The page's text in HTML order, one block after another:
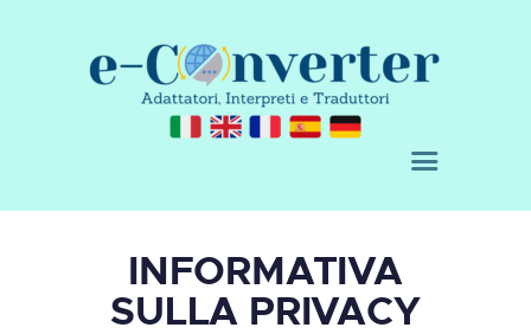
INFORMATIVA
SULLA PRIVACY
E-CONVERTER - AGENZIA DI
TRADUZIONE
Adattatori, Interpreti e Traduttori
SERVIZI
ACQUISTA
BLOG
€ 0,00